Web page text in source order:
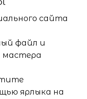
сайта
файл и
ярлыка на